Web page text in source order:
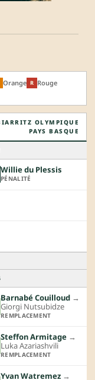
Orange R Rouge
OLYMPIQUE
PAYS BASQUE
Willie du Plessis
PÉNALITÉ
Barnabé Couilloud →︎
Giorgi Nutsubidze
REMPLACEMENT
Steffon Armitage →︎
Luka Azariashvili
REMPLACEMENT
Yvan Watremez →︎